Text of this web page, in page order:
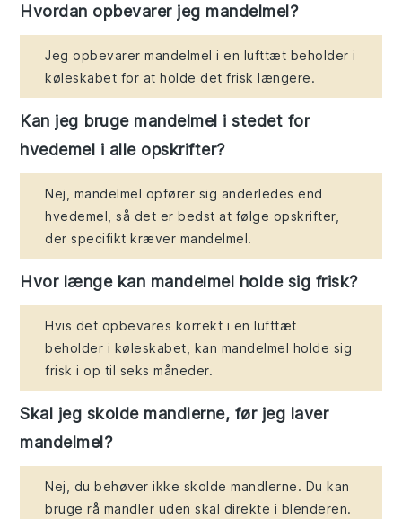
Hvordan opbevarer jeg mandelmel?
Jeg opbevarer mandelmel i en lufttæt beholder i
køleskabet for at holde det frisk længere.
Kan jeg bruge mandelmel i stedet for
hvedemel i alle opskrifter?
Nej, mandelmel opfører sig anderledes end
hvedemel, så det er bedst at følge opskrifter,
der specifikt kræver mandelmel.
Hvor længe kan mandelmel holde sig frisk?
Hvis det opbevares korrekt i en lufttæt
beholder i køleskabet, kan mandelmel holde sig
frisk i op til seks måneder.
Skal jeg skolde mandlerne, før jeg laver
mandelmel?
Nej, du behøver ikke skolde mandlerne. Du kan
bruge rå mandler uden skal direkte i blenderen.